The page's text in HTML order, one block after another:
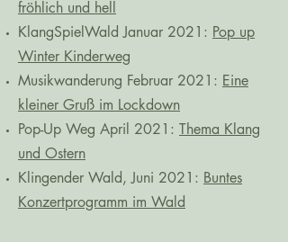
fröhlich und hell
KlangSpielWald Januar 2021: Pop up
Winter Kinderweg
Musikwanderung Februar 2021: Eine
kleiner Gruß im Lockdown
Pop-Up Weg April 2021: Thema Klang
und Ostern
Klingender Wald, Juni 2021: Buntes
Konzertprogramm im Wald